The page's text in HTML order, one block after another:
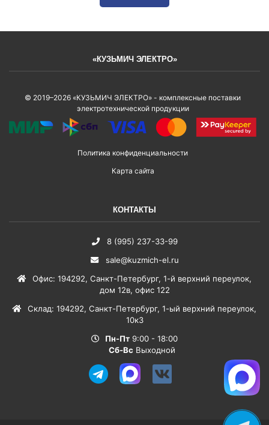
«КУЗЬМИЧ ЭЛЕКТРО»
© 2019–2026 «КУЗЬМИЧ ЭЛЕКТРО» - комплексные поставки
электротехнической продукции
Политика конфиденциальности
Карта сайта
КОНТАКТЫ
8 (995) 237-33-99
sale@kuzmich-el.ru
Офис: 194292, Санкт-Петербург, 1-й верхний переулок,
дом 12в, офис 122
Склад: 194292, Санкт-Петербург, 1-ый верхний переулок,
10к3
Пн-Пт 9:00 - 18:00
Сб-Вс Выходной